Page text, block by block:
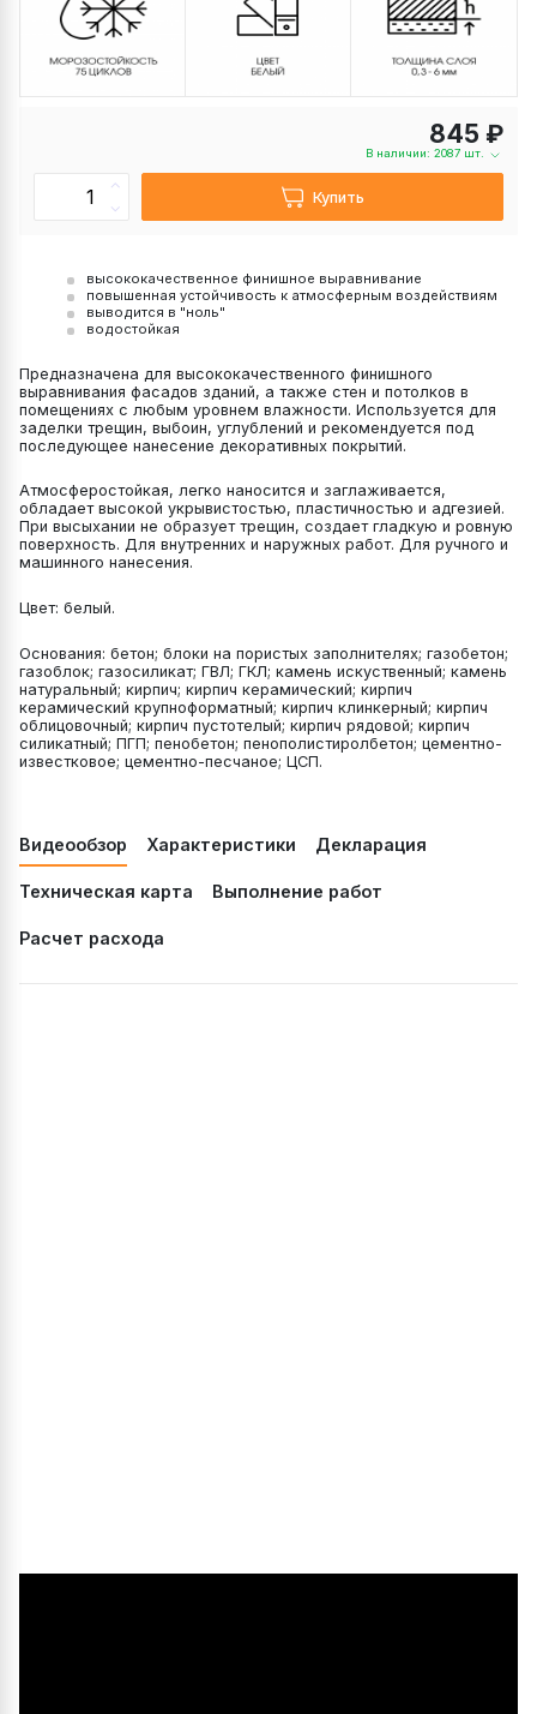
Купить
845 ₽
В наличии: 2087 шт.
высококачественное финишное выравнивание
повышенная устойчивость к атмосферным воздействиям
выводится в "ноль"
водостойкая
Предназначена для высококачественного финишного
выравнивания фасадов зданий, а также стен и потолков в
помещениях с любым уровнем влажности. Используется для
заделки трещин, выбоин, углублений и рекомендуется под
последующее нанесение декоративных покрытий.
Атмосферостойкая, легко наносится и заглаживается,
обладает высокой укрывистостью, пластичностью и адгезией.
При высыхании не образует трещин, создает гладкую и ровную
поверхность. Для внутренних и наружных работ. Для ручного и
машинного нанесения.
Цвет: белый.
Основания: бетон; блоки на пористых заполнителях; газобетон;
газоблок; газосиликат; ГВЛ; ГКЛ; камень искуственный; камень
натуральный; кирпич; кирпич керамический; кирпич
керамический крупноформатный; кирпич клинкерный; кирпич
облицовочный; кирпич пустотелый; кирпич рядовой; кирпич
силикатный; ПГП; пенобетон; пенополистиролбетон; цементно-
известковое; цементно-песчаное; ЦСП.
Видеообзор Характеристики Декларация
Техническая карта Выполнение работ
Расчет расхода